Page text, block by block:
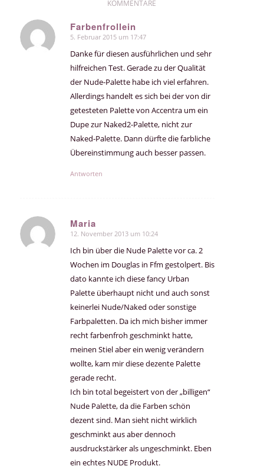
KOMMENTARE
Farbenfrollein
sagte:
5. Februar 2015 um 17:47
Danke für diesen ausführlichen und sehr
hilfreichen Test. Gerade zu der Qualität
der Nude-Palette habe ich viel erfahren.
Allerdings handelt es sich bei der von dir
getesteten Palette von Accentra um ein
Dupe zur Naked2-Palette, nicht zur
Naked-Palette. Dann dürfte die farbliche
Übereinstimmung auch besser passen.
Antworten
Maria
sagte:
12. November 2013 um 10:24
Ich bin über die Nude Palette vor ca. 2
Wochen im Douglas in Ffm gestolpert. Bis
dato kannte ich diese fancy Urban
Palette überhaupt nicht und auch sonst
keinerlei Nude/Naked oder sonstige
Farbpaletten. Da ich mich bisher immer
recht farbenfroh geschminkt hatte,
meinen Stiel aber ein wenig verändern
wollte, kam mir diese dezente Palette
gerade recht.
Ich bin total begeistert von der „billigen“
Nude Palette, da die Farben schön
dezent sind. Man sieht nicht wirklich
geschminkt aus aber dennoch
ausdruckstärker als ungeschminkt. Eben
ein echtes NUDE Produkt.